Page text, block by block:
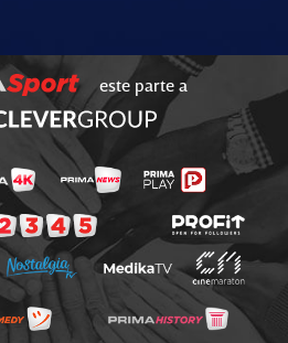
este parte a